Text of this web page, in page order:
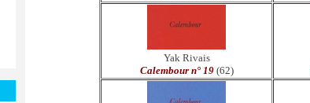
Yak Rivais
Calembour n° 19 (62)